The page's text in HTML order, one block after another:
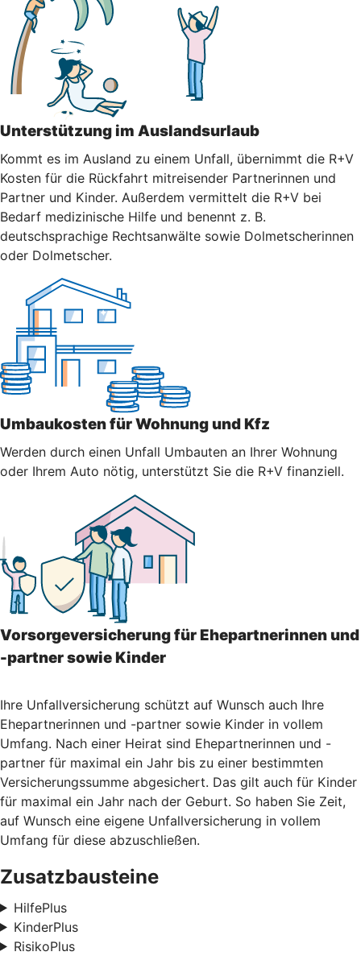
Unterstützung im Auslandsurlaub
Kommt es im Ausland zu einem Unfall, übernimmt die R+V
Kosten für die Rückfahrt mitreisender Partnerinnen und
Partner und Kinder. Außerdem vermittelt die R+V bei
Bedarf medizinische Hilfe und benennt z. B.
deutschsprachige Rechtsanwälte sowie Dolmetscherinnen
oder Dolmetscher.
Umbaukosten für Wohnung und Kfz
Werden durch einen Unfall Umbauten an Ihrer Wohnung
oder Ihrem Auto nötig, unterstützt Sie die R+V finanziell.
Vorsorgeversicherung für Ehepartnerinnen und
-partner sowie Kinder
Ihre Unfallversicherung schützt auf Wunsch auch Ihre
Ehepartnerinnen und -partner sowie Kinder in vollem
Umfang. Nach einer Heirat sind Ehepartnerinnen und -
partner für maximal ein Jahr bis zu einer bestimmten
Versicherungssumme abgesichert. Das gilt auch für Kinder
für maximal ein Jahr nach der Geburt. So haben Sie Zeit,
auf Wunsch eine eigene Unfallversicherung in vollem
Umfang für diese abzuschließen.
Zusatzbausteine
HilfePlus
KinderPlus
RisikoPlus